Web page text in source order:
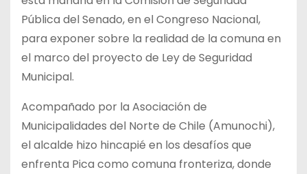
Pública del Senado, en el Congreso Nacional,
para exponer sobre la realidad de la comuna en
el marco del proyecto de Ley de Seguridad
Municipal.
Acompañado por la Asociación de
Municipalidades del Norte de Chile (Amunochi),
el alcalde hizo hincapié en los desafíos que
enfrenta Pica como comuna fronteriza, donde